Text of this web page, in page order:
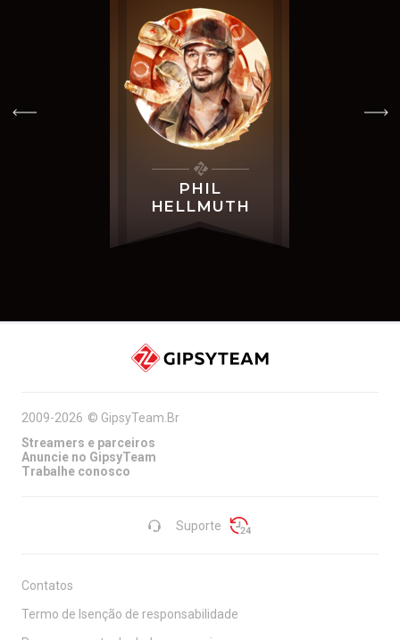
PHIL
HELLMUTH
Suporte
2009-2026 © GipsyTeam.Br
Streamers e parceiros
Anuncie no GipsyTeam
Trabalhe conosco
Contatos
Termo de Isenção de responsabilidade